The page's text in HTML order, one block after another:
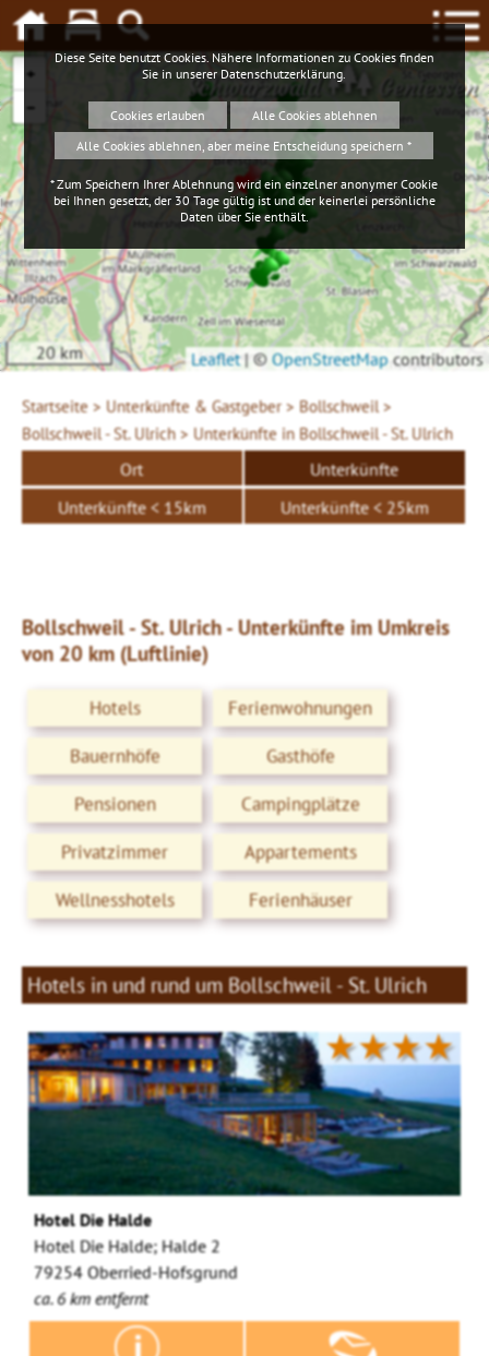
Schwarzwald Geniessen
+
−
20 km Leaflet |©OpenStreetMapcontributors
Startseite > Unterkünfte & Gastgeber > Bollschweil >
Bollschweil - St. Ulrich > Unterkünfte in Bollschweil - St. Ulrich
Ort
Unterkünfte
Unterkünfte < 15km
Unterkünfte < 25km
Bollschweil - St. Ulrich - Unterkünfte im Umkreis
von 20 km (Luftlinie)
Hotels
Ferienwohnungen
Bauernhöfe
Gasthöfe
Pensionen
Campingplätze
Privatzimmer
Appartements
Wellnesshotels
Ferienhäuser
Hotels in und rund um Bollschweil - St. Ulrich
★★★★
Hotel Die Halde
Hotel Die Halde; Halde 2
79254 Oberried-Hofsgrund
ca. 6 km entfernt
Diese Seite benutzt Cookies. Nähere Informationen zu Cookies finden
Sie in unserer Datenschutzerklärung
Cookies erlauben
Alle Cookies ablehnen
Alle Cookies ablehnen, aber meine Entscheidung speichern *
* Zum Speichern Ihrer Ablehnung wird ein einzelner anonymer Cookie
bei Ihnen gesetzt, der 30 Tage gültig ist und der keinerlei persönliche
Daten über Sie enthält.